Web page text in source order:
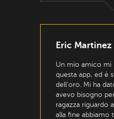
Eric Martinez
Un mio amico mi
questa app, ed è
dell'oro. Mi ha
avevo bisogno
ragazza riguardo
alla fine abbiamo